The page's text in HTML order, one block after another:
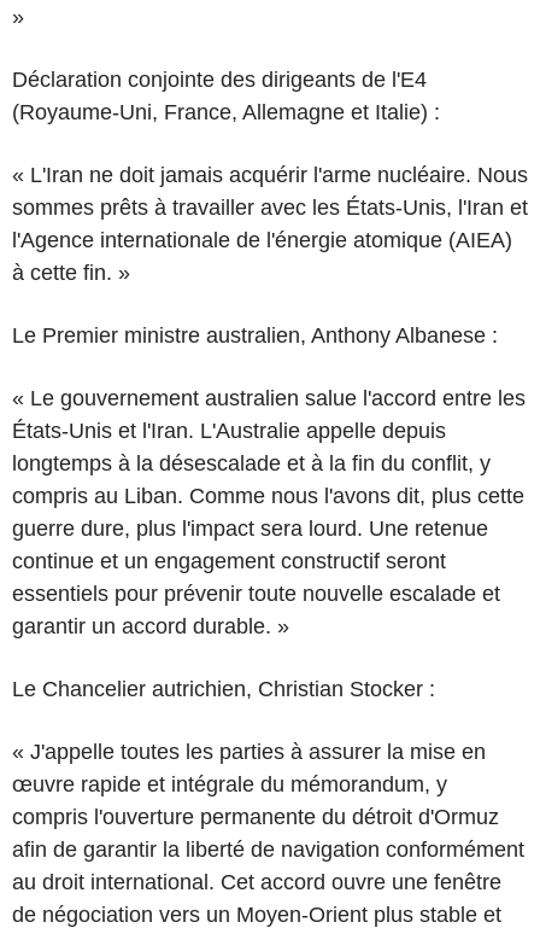
»
Déclaration conjointe des dirigeants de l'E4
(Royaume-Uni, France, Allemagne et Italie) :
« L'Iran ne doit jamais acquérir l'arme nucléaire. Nous
sommes prêts à travailler avec les États-Unis, l'Iran et
l'Agence internationale de l'énergie atomique (AIEA)
à cette fin. »
Le Premier ministre australien, Anthony Albanese :
« Le gouvernement australien salue l'accord entre les
États-Unis et l'Iran. L'Australie appelle depuis
longtemps à la désescalade et à la fin du conflit, y
compris au Liban. Comme nous l'avons dit, plus cette
guerre dure, plus l'impact sera lourd. Une retenue
continue et un engagement constructif seront
essentiels pour prévenir toute nouvelle escalade et
garantir un accord durable. »
Le Chancelier autrichien, Christian Stocker :
« J'appelle toutes les parties à assurer la mise en
œuvre rapide et intégrale du mémorandum, y
compris l'ouverture permanente du détroit d'Ormuz
afin de garantir la liberté de navigation conformément
au droit international. Cet accord ouvre une fenêtre
de négociation vers un Moyen-Orient plus stable et